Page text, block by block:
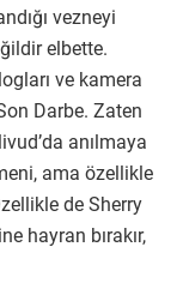
vezneyi
elbette.
ve kamera
Darbe. Zaten
anılmaya
ama özellikle
de Sherry
hayran bırakır,